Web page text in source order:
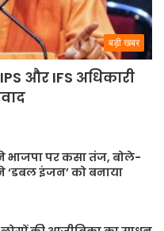
बड़ी खबर
और IFS अधिकारी
भाजपा पर कसा तंज, बोले-
इंजन’ को बनाया